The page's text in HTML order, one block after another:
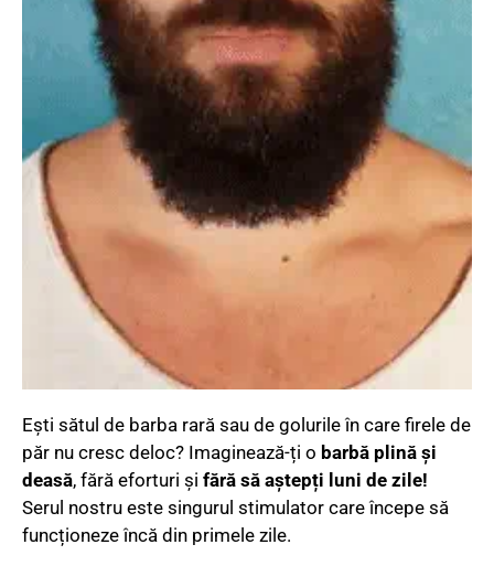
Ești sătul de barba rară sau de golurile în care firele de
păr nu cresc deloc? Imaginează-ți o barbă plină și
deasă, fără eforturi și fără să aștepți luni de zile!
Serul nostru este singurul stimulator care începe să
funcționeze încă din primele zile.